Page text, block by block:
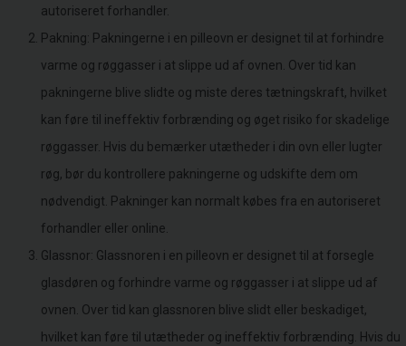
autoriseret forhandler.
Pakning: Pakningerne i en pilleovn er designet til at forhindre
varme og røggasser i at slippe ud af ovnen. Over tid kan
pakningerne blive slidte og miste deres tætningskraft, hvilket
kan føre til ineffektiv forbrænding og øget risiko for skadelige
røggasser. Hvis du bemærker utætheder i din ovn eller lugter
røg, bør du kontrollere pakningerne og udskifte dem om
nødvendigt. Pakninger kan normalt købes fra en autoriseret
forhandler eller online.
Glassnor: Glassnoren i en pilleovn er designet til at forsegle
glasdøren og forhindre varme og røggasser i at slippe ud af
ovnen. Over tid kan glassnoren blive slidt eller beskadiget,
hvilket kan føre til utætheder og ineffektiv forbrænding. Hvis du